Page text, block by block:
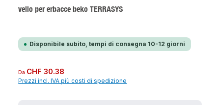
vello per erbacce beko TERRASYS
Disponibile subito, tempi di consegna 10-12 giorni
Prezzo normale:
Da CHF 30.38
Prezzi incl. IVA più costi di spedizione